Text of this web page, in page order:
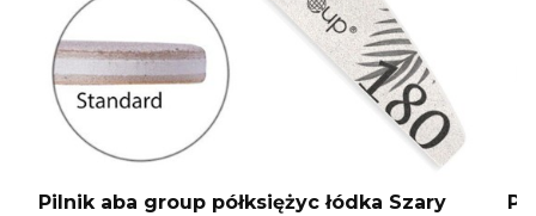
Pilnik aba group półksiężyc łódka Szary